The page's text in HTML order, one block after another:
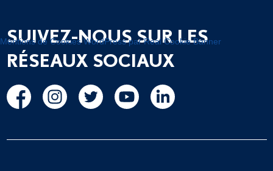
SUIVEZ-NOUS SUR LES
RÉSEAUX SOCIAUX
Mentions de Cookies WordPress par Real Cookie Banner